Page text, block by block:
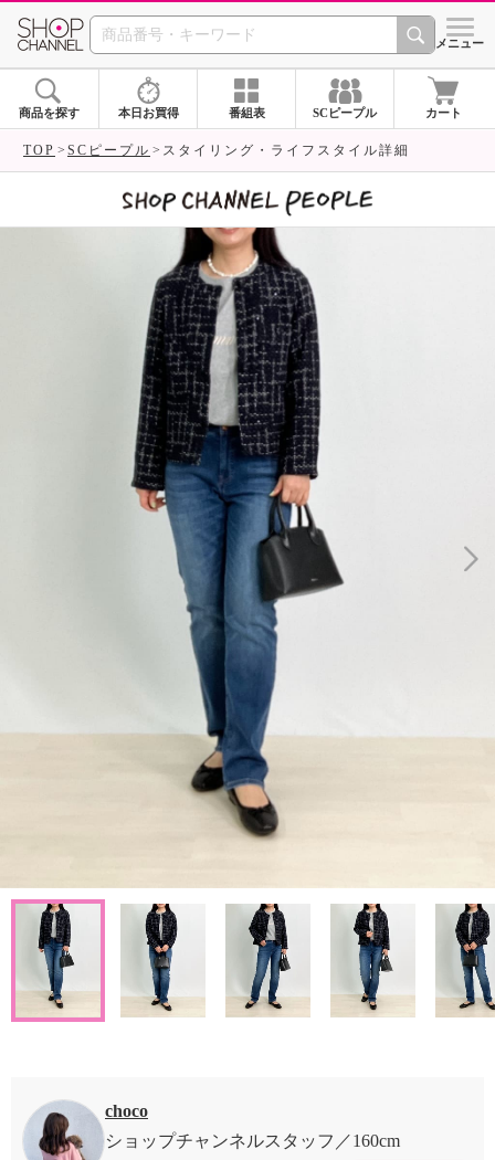
SHOP CHANNEL シメニュー
商品を探す 本日お買得 番組表 SCピープル カート
TOP SCピープル スタイリング・ライフスタイル詳細
choco
ショップチャンネルスタッフ
160cm